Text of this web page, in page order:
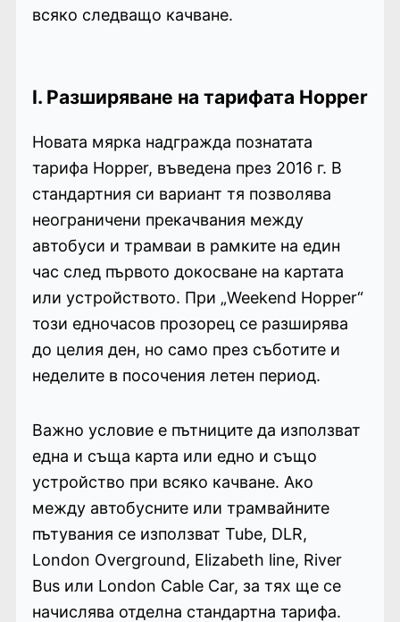
всяко следващо качване.
I. Разширяване на тарифата Hopper
Новата мярка надгражда познатата
тарифа Hopper, въведена през 2016 г. В
стандартния си вариант тя позволява
неограничени прекачвания между
автобуси и трамваи в рамките на един
час след първото докосване на картата
или устройството. При „Weekend Hopper“
този едночасов прозорец се разширява
до целия ден, но само през съботите и
неделите в посочения летен период.
Важно условие е пътниците да използват
една и съща карта или едно и също
устройство при всяко качване. Ако
между автобусните или трамвайните
пътувания се използват Tube, DLR,
London Overground, Elizabeth line, River
Bus или London Cable Car, за тях ще се
начислява отделна стандартна тарифа.